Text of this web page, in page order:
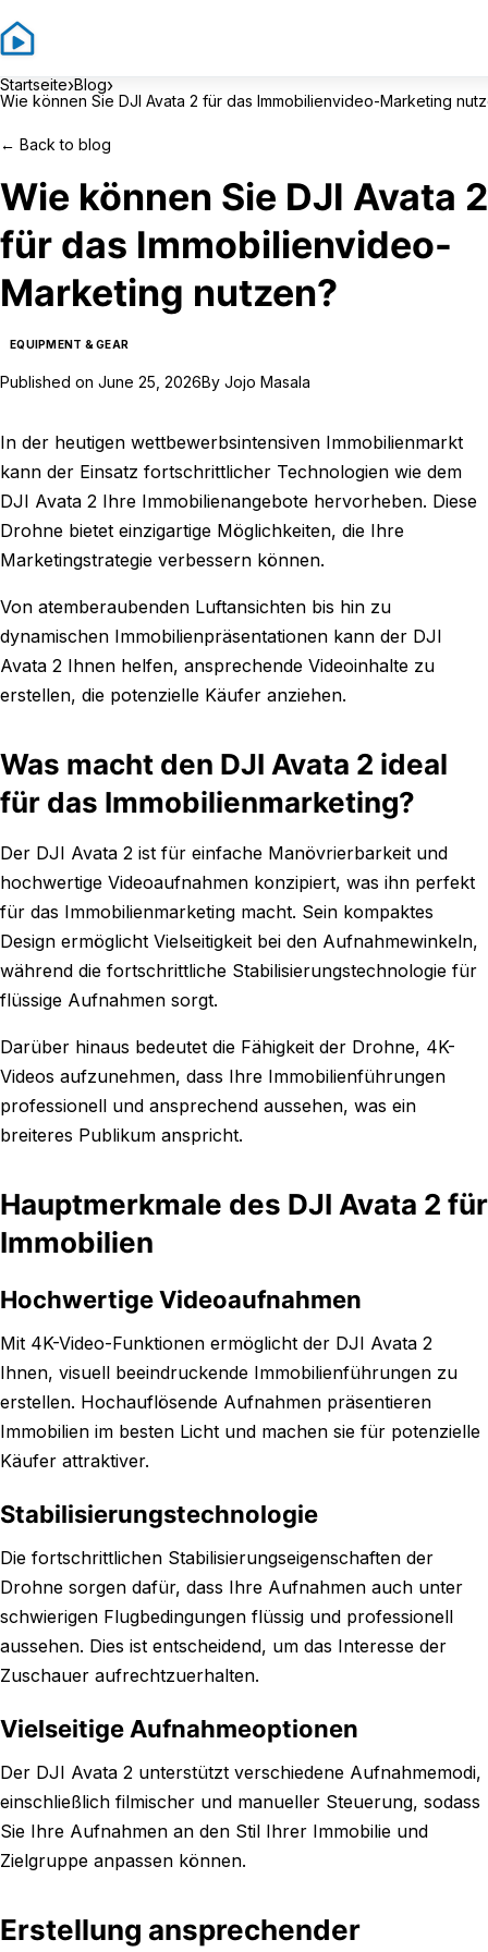
Startseite›Blog›
Wie können Sie DJI Avata 2 für das Immobilienvideo-Marketing
← Back to blog
Wie können Sie DJI Avata 2
für das Immobilienvideo-
Marketing nutzen?
EQUIPMENT & GEAR
Published on June 25, 2026By Jojo Masala
In der heutigen wettbewerbsintensiven Immobilienmarkt
kann der Einsatz fortschrittlicher Technologien wie dem
DJI Avata 2 Ihre Immobilienangebote hervorheben. Diese
Drohne bietet einzigartige Möglichkeiten, die Ihre
Marketingstrategie verbessern können.
Von atemberaubenden Luftansichten bis hin zu
dynamischen Immobilienpräsentationen kann der DJI
Avata 2 Ihnen helfen, ansprechende Videoinhalte zu
erstellen, die potenzielle Käufer anziehen.
Was macht den DJI Avata 2 ideal
für das Immobilienmarketing?
Der DJI Avata 2 ist für einfache Manövrierbarkeit und
hochwertige Videoaufnahmen konzipiert, was ihn perfekt
für das Immobilienmarketing macht. Sein kompaktes
Design ermöglicht Vielseitigkeit bei den Aufnahmewinkeln,
während die fortschrittliche Stabilisierungstechnologie für
flüssige Aufnahmen sorgt.
Darüber hinaus bedeutet die Fähigkeit der Drohne, 4K-
Videos aufzunehmen, dass Ihre Immobilienführungen
professionell und ansprechend aussehen, was ein
breiteres Publikum anspricht.
Hauptmerkmale des DJI Avata 2 für
Immobilien
Hochwertige Videoaufnahmen
Mit 4K-Video-Funktionen ermöglicht der DJI Avata 2
Ihnen, visuell beeindruckende Immobilienführungen zu
erstellen. Hochauflösende Aufnahmen präsentieren
Immobilien im besten Licht und machen sie für potenzielle
Käufer attraktiver.
Stabilisierungstechnologie
Die fortschrittlichen Stabilisierungseigenschaften der
Drohne sorgen dafür, dass Ihre Aufnahmen auch unter
schwierigen Flugbedingungen flüssig und professionell
aussehen. Dies ist entscheidend, um das Interesse der
Zuschauer aufrechtzuerhalten.
Vielseitige Aufnahmeoptionen
Der DJI Avata 2 unterstützt verschiedene Aufnahmemodi,
einschließlich filmischer und manueller Steuerung, sodass
Sie Ihre Aufnahmen an den Stil Ihrer Immobilie und
Zielgruppe anpassen können.
Erstellung ansprechender